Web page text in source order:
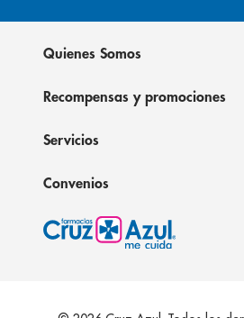
Quienes Somos
Recompensas y promociones
Servicios
Convenios